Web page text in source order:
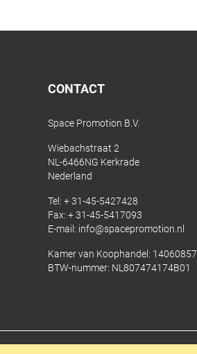
CONTACT
Space Promotion B.V.
Wiebachstraat 2
NL-6466NG Kerkrade
Nederland
Tel: + 31-45-5427428
Fax: + 31-45-5417093
E-mail: info@spacepromotion.nl
Kamer van Koophandel: 14060857
BTW-nummer: NL807474174B01